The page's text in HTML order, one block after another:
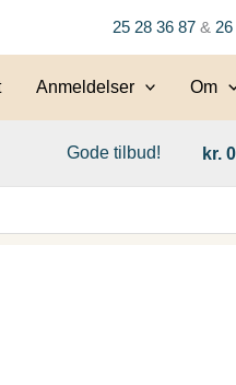
25 28 36 87 &
Anmeldelser Om
Gode tilbud! kr.